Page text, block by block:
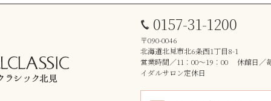
0157-31-1200
〒090-0046
北海道北見市北6条西1丁目8-1
営業時間／11：00～19：00 休館日
イダルサロン定休日